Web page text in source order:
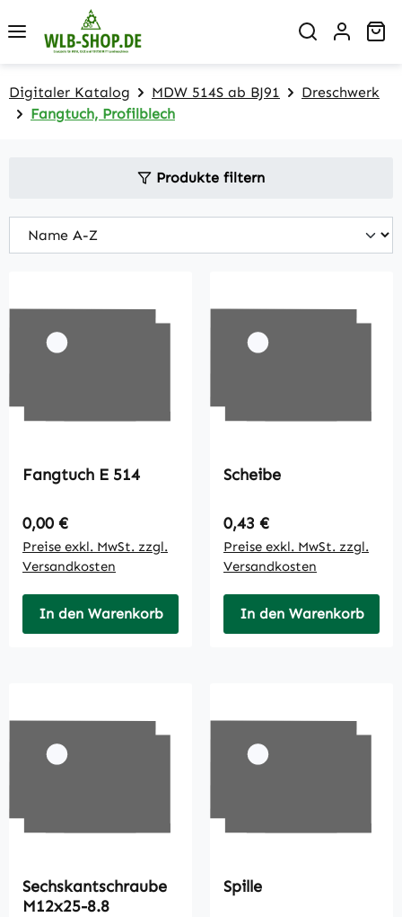
Zum Hauptinhalt springen
Digitaler Katalog MDW 514S ab BJ91
Dreschwerk
Fangtuch, Profilblech
Produkte filtern
Fangtuch E 514
Regulärer Preis:
0,00 €
Preise exkl. MwSt. zzgl.
Versandkosten
In den Warenkorb
Scheibe
Regulärer Preis:
0,43 €
Preise exkl. MwSt. zzgl.
Versandkosten
In den Warenkorb
Sechskantschraube
M12x25-8.8
Spille